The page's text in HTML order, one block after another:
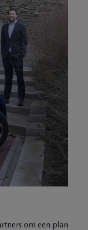
om een plan